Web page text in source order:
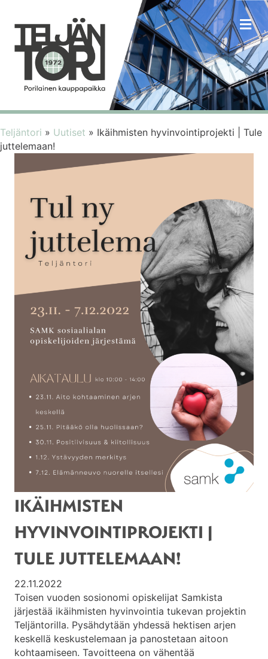
Teljäntori » Uutiset » Ikäihmisten hyvinvointiprojekti | Tule
juttelemaan!
IKÄIHMISTEN
HYVINVOINTIPROJEKTI |
TULE JUTTELEMAAN!
22.11.2022
Toisen vuoden sosionomi opiskelijat Samkista
järjestää ikäihmisten hyvinvointia tukevan projektin
Teljäntorilla. Pysähdytään yhdessä hektisen arjen
keskellä keskustelemaan ja panostetaan aitoon
kohtaamiseen. Tavoitteena on vähentää